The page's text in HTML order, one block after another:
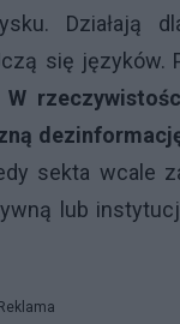
Działają
się
W
sekta wcale
lub
Reklama